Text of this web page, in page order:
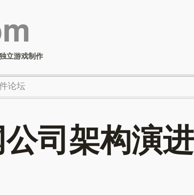
立游戏制作
论坛
司架构演进